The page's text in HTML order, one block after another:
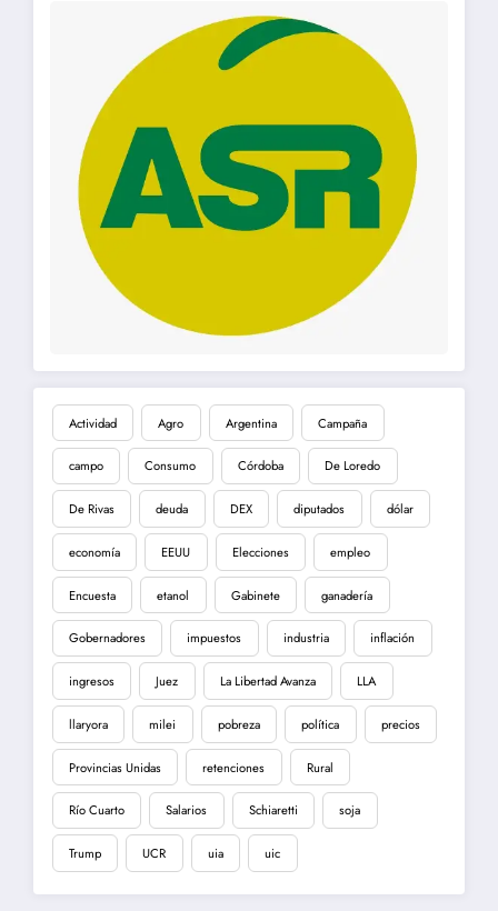
Actividad Agro Argentina Campaña
campo Consumo Córdoba De Loredo
De Rivas deuda DEX diputados dólar
economía EEUU Elecciones empleo
Encuesta etanol Gabinete ganadería
Gobernadores impuestos industria inflación
ingresos Juez La Libertad Avanza LLA
llaryora milei pobreza política precios
Provincias Unidas retenciones Rural
Río Cuarto Salarios Schiaretti soja
Trump UCR uia uic